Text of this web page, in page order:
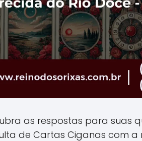
as respostas para suas
de Cartas Ciganas com a